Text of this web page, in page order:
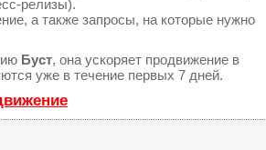
релизы).
а также запросы, на которые нужно
Буст, она ускоряет продвижение в
уже в течение первых 7 дней.